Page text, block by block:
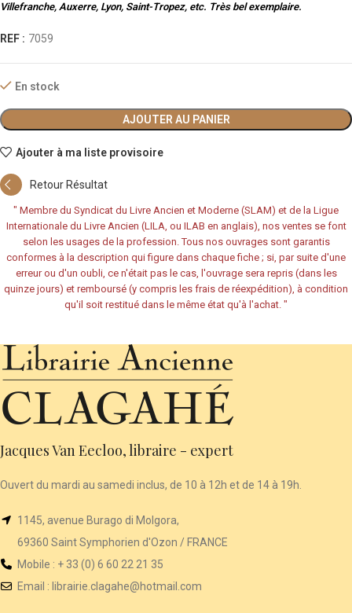
Villefranche, Auxerre, Lyon, Saint-Tropez, etc. Très bel exemplaire.
REF : 7059
En stock
AJOUTER AU PANIER
Ajouter à ma liste provisoire
Retour Résultat
" Membre du Syndicat du Livre Ancien et Moderne (SLAM) et de la Ligue
Internationale du Livre Ancien (LILA, ou ILAB en anglais), nos ventes se font
selon les usages de la profession. Tous nos ouvrages sont garantis
conformes à la description qui figure dans chaque fiche ; si, par suite d'une
erreur ou d'un oubli, ce n'était pas le cas, l'ouvrage sera repris (dans les
quinze jours) et remboursé (y compris les frais de réexpédition), à condition
qu'il soit restitué dans le même état qu'à l'achat. "
Jacques Van Eecloo, libraire - expert
Ouvert du mardi au samedi inclus, de 10 à 12h et de 14 à 19h.
1145, avenue Burago di Molgora,
69360 Saint Symphorien d'Ozon / FRANCE
Mobile : + 33 (0) 6 60 22 21 35
Email : librairie .clagahe@hotmail.com